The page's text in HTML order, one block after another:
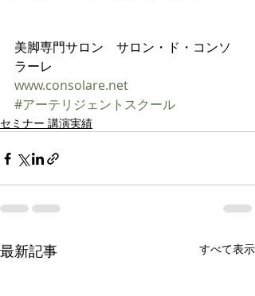
美脚専門サロン　サロン・ド・コンソ
ラーレ
www.consolare.net
#アーテリジェントスクール
セミナー 講演実績
最新記事 すべて表示